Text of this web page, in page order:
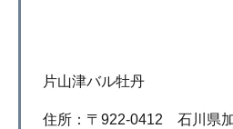
片山津バル牡丹
住所：〒922-0412 石川県